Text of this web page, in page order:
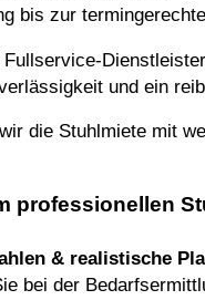
bis zur
Fullservice-
und ein
die Stuhlmiete mit
professionellen
& realistische
bei der